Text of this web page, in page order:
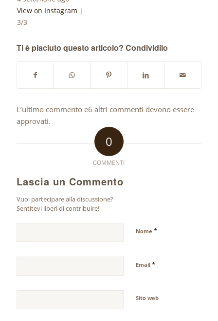
View on Instagram |
3/3
Ti è piaciuto questo articolo? Condividilo
L’ultimo commento e6 altri commenti devono essere
approvati.
0
COMMENTI
Lascia un Commento
Vuoi partecipare alla discussione?
Sentitevi liberi di contribuire!
Nome *
Email *
Sito web